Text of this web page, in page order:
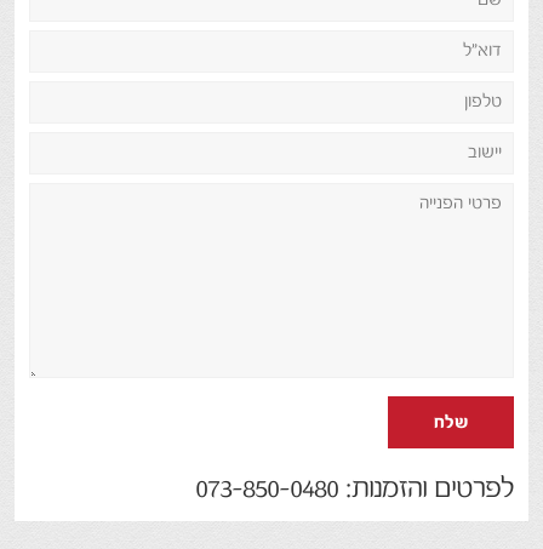
שלח
לפרטים והזמנות: 073-850-0480